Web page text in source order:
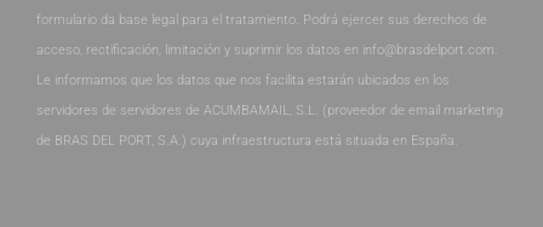
formulario da base legal para el tratamiento. Podrá ejercer sus derechos de
acceso, rectificación, limitación y suprimir los datos en info@brasdelport.com.
Le informamos que los datos que nos facilita estarán ubicados en los
servidores de servidores de ACUMBAMAIL, S.L. (proveedor de email marketing
de BRAS DEL PORT, S.A.) cuya infraestructura está situada en España.